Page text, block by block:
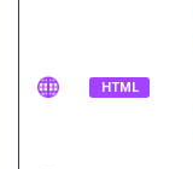
HTML